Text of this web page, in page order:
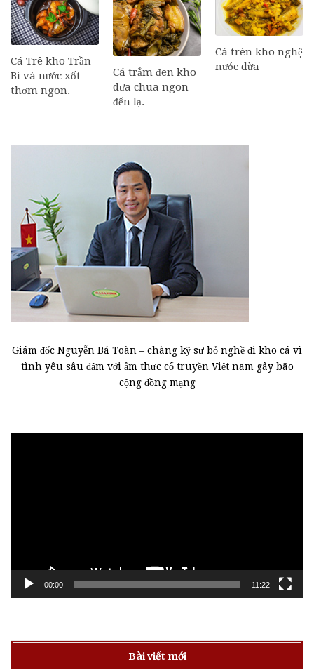
Cá Trê kho Trần
Bì và nước xốt
thơm ngon.
Cá trắm đen kho
dưa chua ngon
đến lạ.
Cá trèn kho nghệ
nước dừa
Giám đốc Nguyễn Bá Toàn – chàng kỹ sư bỏ nghề đi kho cá vì
tình yêu sâu đậm với ẩm thực cổ truyền Việt nam gây bão
cộng đồng mạng
00:00 11:22
Bài viết mới